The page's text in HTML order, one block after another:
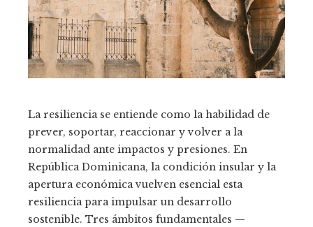
La resiliencia se entiende como la habilidad de
prever, soportar, reaccionar y volver a la
normalidad ante impactos y presiones. En
República Dominicana, la condición insular y la
apertura económica vuelven esencial esta
resiliencia para impulsar un desarrollo
sostenible. Tres ámbitos fundamentales —